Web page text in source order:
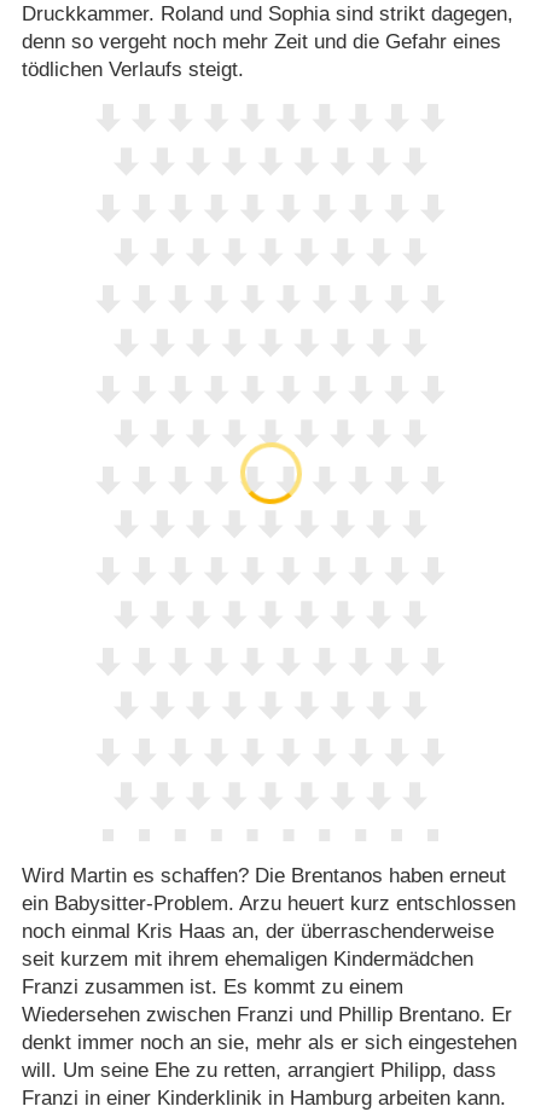
Druckkammer. Roland und Sophia sind strikt dagegen,
denn so vergeht noch mehr Zeit und die Gefahr eines
tödlichen Verlaufs steigt.
Wird Martin es schaffen? Die Brentanos haben erneut
ein Babysitter-Problem. Arzu heuert kurz entschlossen
noch einmal Kris Haas an, der überraschenderweise
seit kurzem mit ihrem ehemaligen Kindermädchen
Franzi zusammen ist. Es kommt zu einem
Wiedersehen zwischen Franzi und Phillip Brentano. Er
denkt immer noch an sie, mehr als er sich eingestehen
will. Um seine Ehe zu retten, arrangiert Philipp, dass
Franzi in einer Kinderklinik in Hamburg arbeiten kann.